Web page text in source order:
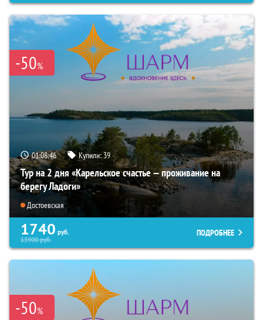
-50%
01:08:44 Купили:39
Тур на 2 дня «Карельское счастье — проживание на
берегу Ладоги»
Достоевская
1740 руб.
13900руб.
ПОДРОБНЕЕ
-50%